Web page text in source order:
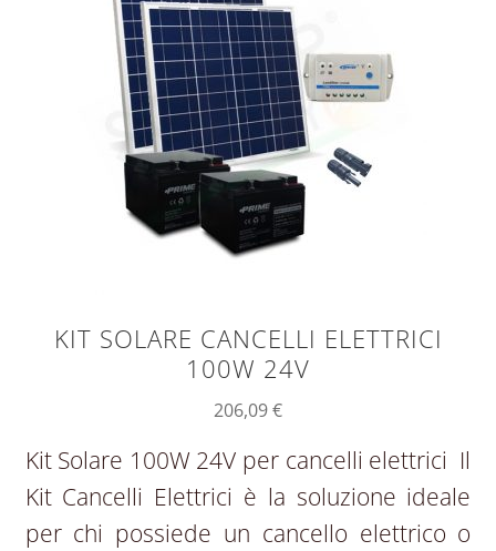
KIT SOLARE CANCELLI ELETTRICI
100W 24V
206,09€
Kit Solare 100W 24V per cancelli elettrici Il
Kit Cancelli Elettrici è la soluzione ideale
per chi possiede un cancello elettrico o